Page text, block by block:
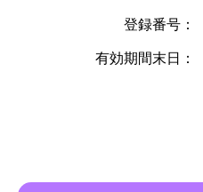
登録番号：
有効期間末日：